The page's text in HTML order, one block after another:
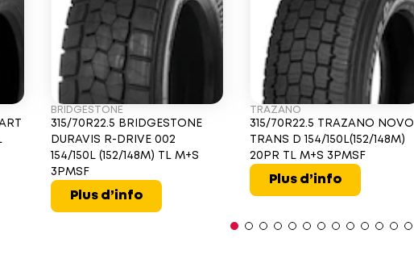
BRIDGESTONE
315/70R22.5 BRIDGESTONE
DURAVIS R-DRIVE 002
154/150L (152/148M) TL M+S
3PMSF
Plus d’info
TRAZANO
315/70R22.5 TRAZANO NOVO
TRANS D 154/150L(152/148M)
20PR TL M+S 3PMSF
Plus d’info